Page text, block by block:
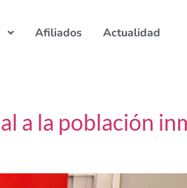
Afiliados Actualidad
a la población